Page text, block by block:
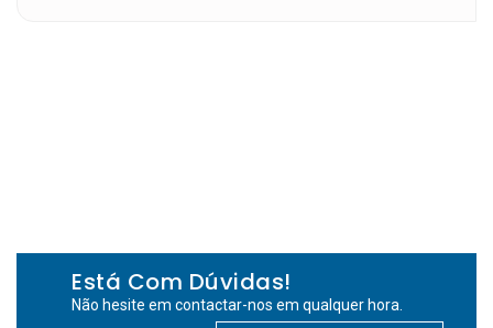
Está Com Dúvidas!
Não hesite em contactar-nos em qualquer hora.